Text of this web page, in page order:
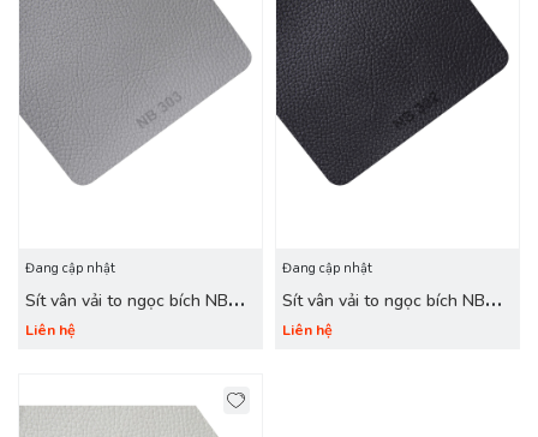
Đang cập nhật
Sít vân vải to ngọc bích NB
303 xám
Liên hệ
Đang cập nhật
Sít vân vải to ngọc bích NB
302 đen
Liên hệ